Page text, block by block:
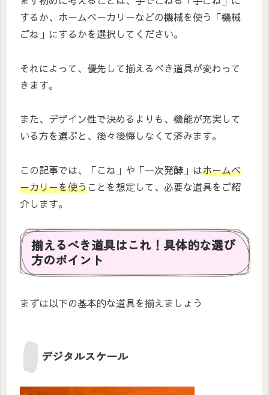
するか、ホームベーカリーなどの機械を使う「機械
ごね」にするかを選択してください。
それによって、優先して揃えるべき道具が変わって
きます。
また、デザイン性で決めるよりも、機能が充実して
いる方を選ぶと、後々後悔しなくて済みます。
この記事では、「こね」や「一次発酵」はホームベ
ーカリーを使うことを想定して、必要な道具をご紹
介します。
揃えるべき道具はこれ！具体的な選び
方のポイント
まずは以下の基本的な道具を揃えましょう
デジタルスケール